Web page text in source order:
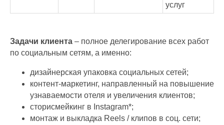
услуг
Задачи клиента – полное делегирование всех работ
по социальным сетям, а именно:
дизайнерская упаковка социальных сетей;
контент-маркетинг, направленный на повышение
узнаваемости отеля и увеличения клиентов;
сторисмейкинг в Instagram*;
монтаж и выкладка Reels / клипов в соц. сети;